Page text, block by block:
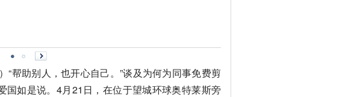
助别人，也开心自己。”谈及为何为同事免费剪
国如是说。4月21日，在位于望城环球奥特莱斯旁